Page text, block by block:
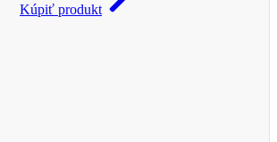
Kúpiť produkt